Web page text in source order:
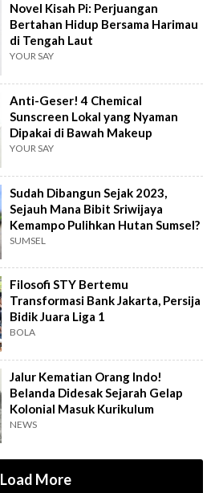
Novel Kisah Pi: Perjuangan
Bertahan Hidup Bersama Harimau
di Tengah Laut
YOUR SAY
Anti-Geser! 4 Chemical
Sunscreen Lokal yang Nyaman
Dipakai di Bawah Makeup
YOUR SAY
Sudah Dibangun Sejak 2023,
Sejauh Mana Bibit Sriwijaya
Kemampo Pulihkan Hutan Sumsel?
SUMSEL
Filosofi STY Bertemu
Transformasi Bank Jakarta, Persija
Bidik Juara Liga 1
BOLA
Jalur Kematian Orang Indo!
Belanda Didesak Sejarah Gelap
Kolonial Masuk Kurikulum
NEWS
Load More